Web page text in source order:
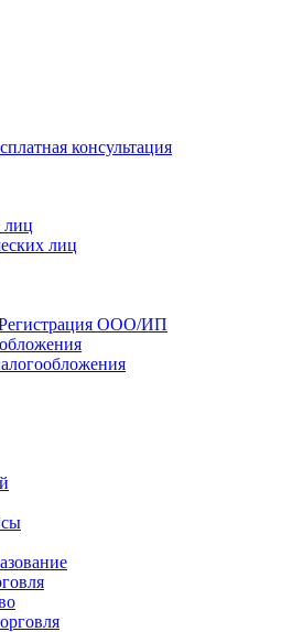
консультация
лиц
лиц
Регистрация ООО/ИП